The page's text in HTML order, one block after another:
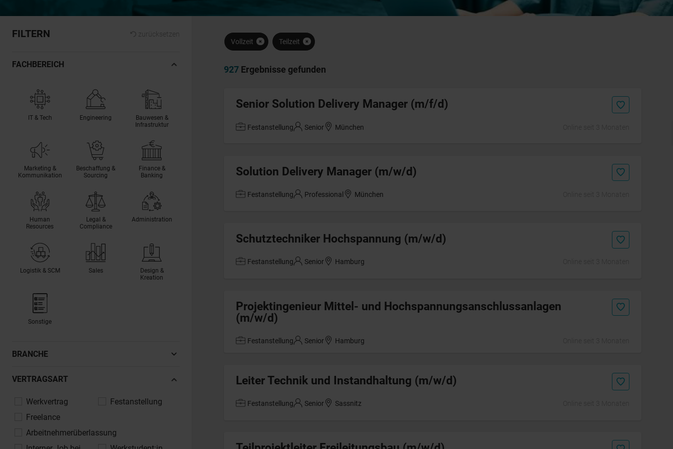
FILTERN zurücksetzen
FACHBEREICH
IT & Tech Engineering
Bauwesen &
Infrastruktur
Marketing &
Kommunikation
Beschaffung &
Sourcing
Finance &
Banking
Human
Resources
Legal &
Compliance
Administration
Logistik & SCM Sales
Design &
Kreation
Sonstige
BRANCHE
Automotive, Fahrzeugindustrie
Versicherungen
Bau, Architektur, Immobilien
Chemie, Pharma, Life Sciences
VERTRAGSART
Werkvertrag
Festanstellung
Freelance
Arbeitnehmerüberlassung
Vollzeit Teilzeit
927 Ergebnisse gefunden
Senior Solution Delivery Manager (m/f/d)
Festanstellung Senior München
Solution Delivery Manager (m/w/d)
Festanstellung Professional München
Schutztechniker Hochspannung (m/w/d)
Festanstellung Senior Hamburg
Projektingenieur Mittel- und Hochspannungsanschlussanlagen
(m/w/d)
Festanstellung Senior Hamburg
Leiter Technik und Instandhaltung (m/w/d)
Festanstellung Senior Sassnitz